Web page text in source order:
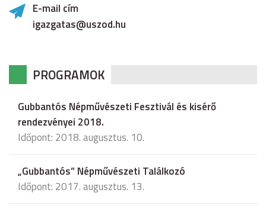
E-mail cím
igazgatas@uszod.hu
PROGRAMOK
Gubbantós Népművészeti Fesztivál és kisérő
rendezvényei 2018.
Időpont: 2018. augusztus. 10.
„Gubbantós” Népművészeti Találkozó
Időpont: 2017. augusztus. 13.